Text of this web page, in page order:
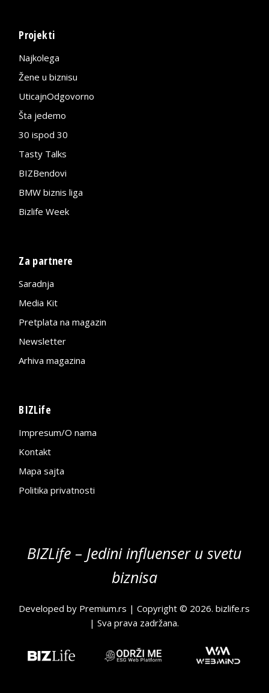
Projekti
Najkolega
Žene u biznisu
UticajnOdgovorno
Šta jedemo
30 ispod 30
Tasty Talks
BIZBendovi
BMW biznis liga
Bizlife Week
Za partnere
Saradnja
Media Kit
Pretplata na magazin
Newsletter
Arhiva magazina
BIZLife
Impresum/O nama
Kontakt
Mapa sajta
Politika privatnosti
BIZLife – Jedini influenser u svetu
biznisa
Developed by Premium.rs | Copyright © 2026.bizlife.rs
| Sva prava zadržana.